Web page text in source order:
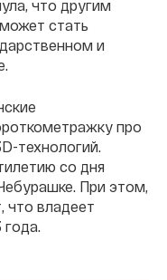
что другим
стать
и
про
технологий.
со дня
При этом,
что владеет